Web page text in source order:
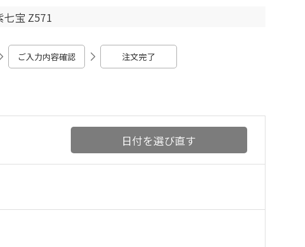
宝 Z571
ご入力内容確認 注文完了
日付を選び直す